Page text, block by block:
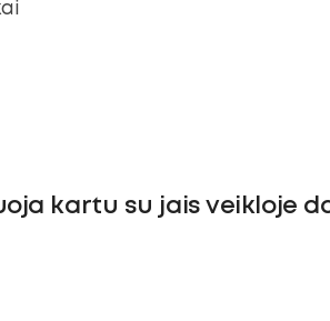
kartu su jais veikloje